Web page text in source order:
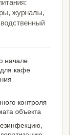
журналы,
начале
кафе
контроля
объекта